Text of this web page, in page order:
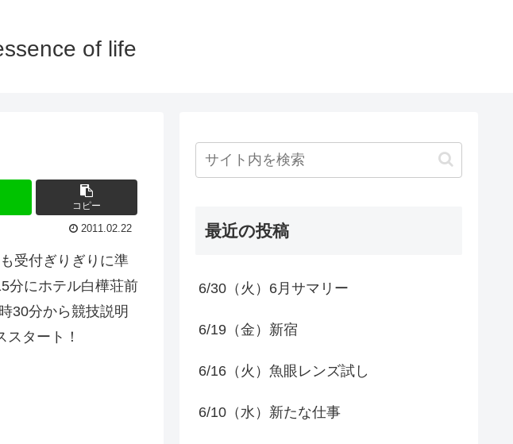
of life
コピー
2011.02.22
受付ぎりぎりに準
分にホテル白樺荘前
30分から競技説明
タート！
最近の投稿
6/30（火）6月サマリー
6/19（金）新宿
6/16（火）魚眼レンズ試し
6/10（水）新たな仕事